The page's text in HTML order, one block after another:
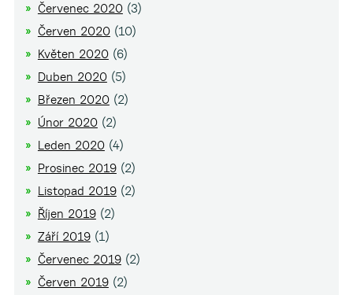
Červenec 2020(3)
Červen 2020(10)
Květen 2020(6)
Duben 2020(5)
Březen 2020(2)
Únor 2020(2)
Leden 2020(4)
Prosinec 2019(2)
Listopad 2019(2)
Říjen 2019(2)
Září 2019(1)
Červenec 2019(2)
Červen 2019(2)